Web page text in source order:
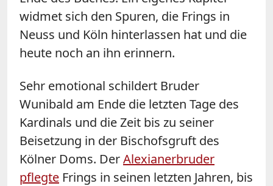
widmet sich den Spuren, die Frings in
Neuss und Köln hinterlassen hat und die
heute noch an ihn erinnern.
Sehr emotional schildert Bruder
Wunibald am Ende die letzten Tage des
Kardinals und die Zeit bis zu seiner
Beisetzung in der Bischofsgruft des
Kölner Doms. DerAlexianerbruder
pflegte Frings in seinen letzten Jahren, bis